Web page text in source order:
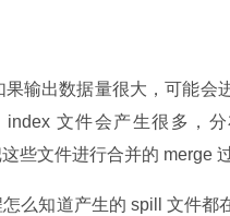
果输出数据量很大，可能会
index 文件会产生很多，
这些文件进行合并的 merge
怎么知道产生的 spill 文件都